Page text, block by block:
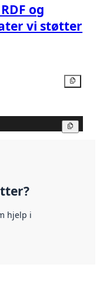
og
vi støtter
hjelp i